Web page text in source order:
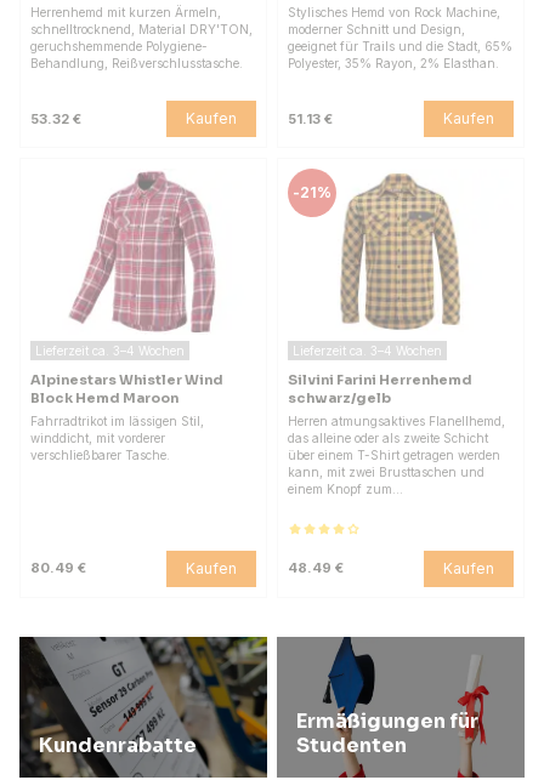
Herrenhemd mit kurzen Ärmeln,
schnelltrocknend, Material DRY'TON,
geruchshemmende Polygiene-
Behandlung, Reißverschlusstasche.
53.32 € Kaufen
Stylisches Hemd von Rock Machine,
moderner Schnitt und Design,
geeignet für Trails und die Stadt, 65%
Polyester, 35% Rayon, 2% Elasthan.
51.13 € Kaufen
Lieferzeit ca. 3–4 Wochen
Alpinestars Whistler Wind
Block Hemd Maroon
Fahrradtrikot im lässigen Stil,
winddicht, mit vorderer
verschließbarer Tasche.
80.49 € Kaufen
-21%
Lieferzeit ca. 3–4 Wochen
Silvini Farini Herrenhemd
schwarz/gelb
Herren atmungsaktives Flanellhemd,
das alleine oder als zweite Schicht
über einem T-Shirt getragen werden
kann, mit zwei Brusttaschen und
einem Knopf zum…
48.49 € Kaufen
Kundenrabatte
Ermäßigungen für
Studenten